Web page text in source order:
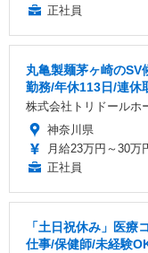
正社員
丸亀製麺茅ヶ崎のSV
勤務/年休113日/連休
株式会社トリドールホ
神奈川県
月給23万円～30万
正社員
「土日祝休み」医療
仕事/保健師/未経験